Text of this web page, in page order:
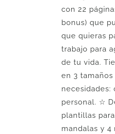
con 22
bonus) que
que quieras
trabajo para
de tu vida.
en 3
necesidades:
personal. ☆
plantillas
mandalas y 4